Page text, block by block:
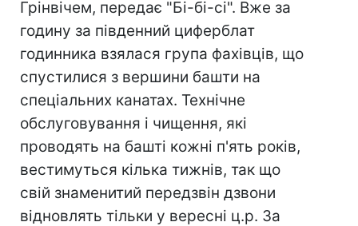
Грінвічем, передає "Бі-бі-сі". Вже за
годину за південний циферблат
годинника взялася група фахівців, що
спустилися з вершини башти на
спеціальних канатах. Технічне
обслуговування і чищення, які
проводять на башті кожні п'ять років,
вестимуться кілька тижнів, так що
свій знаменитий передзвін дзвони
відновлять тільки у вересні ц.р. За